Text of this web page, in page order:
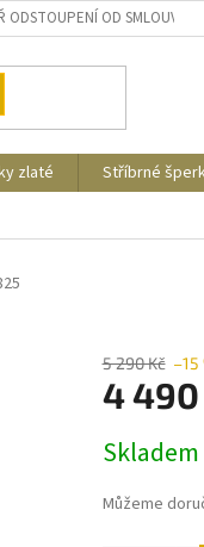
ODSTOUPENÍ OD SMLOUVY
zlaté Stříbrné
5 290 Kč –15
4 490
cena:
Skladem
Můžeme